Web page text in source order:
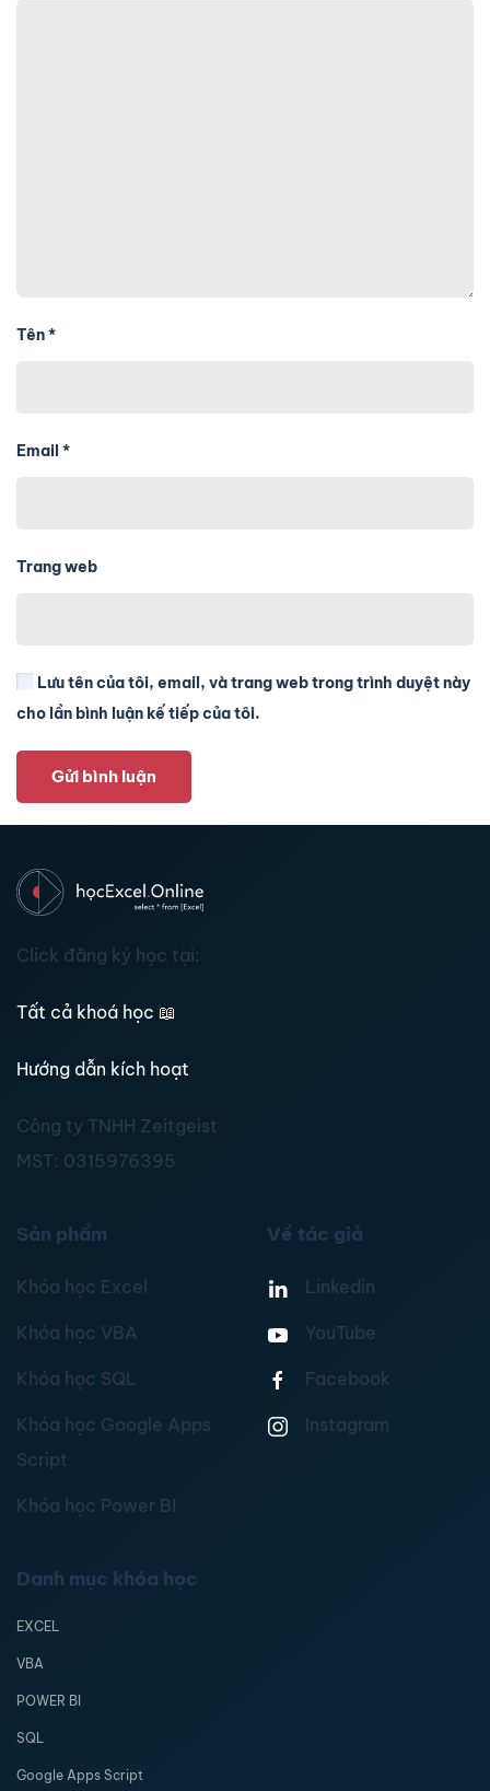
Tên*
Email *
Trang web
Lưu tên của tôi, email, và trang web trong trình duyệt này
cho lần bình luận kế tiếp của tôi.
Gửi bình luận
Click đăng ký học tại:
Tất cả khoá học 📖
Hướng dẫn kích hoạt
Công ty TNHH Zeitgeist
MST: 0315976395
Sản phẩm
Khóa học Excel
Khóa học VBA
Khóa học SQL
Khóa học Google Apps
Script
Khóa học Power BI
Về tác giả
Linkedin
YouTube
Facebook
Instagram
Danh mục khóa học
EXCEL
VBA
POWER BI
SQL
Google Apps Script